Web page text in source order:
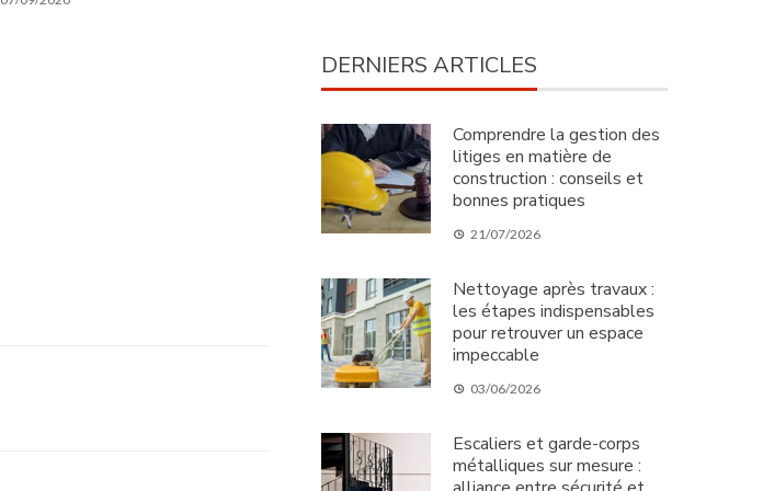
DERNIERS ARTICLES
Comprendre la gestion des
litiges en matière de
construction : conseils et
bonnes pratiques
21/07/2026
Nettoyage après travaux :
les étapes indispensables
pour retrouver un espace
impeccable
03/06/2026
Escaliers et garde-corps
métalliques sur mesure :